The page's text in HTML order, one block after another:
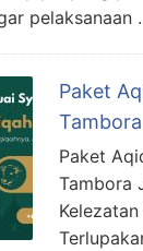
pelaksanaan
Paket
Paket
Tambora